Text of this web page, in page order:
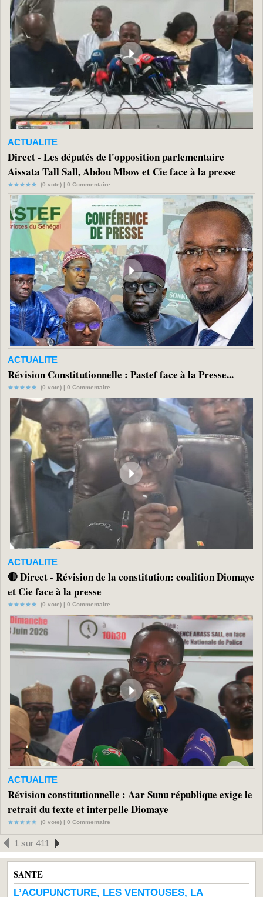
ACTUALITE
Direct - Les députés de l'opposition parlementaire
Aissata Tall Sall, Abdou Mbow et Cie face à la presse
(0 vote) | 0 Commentaire
ACTUALITE
Révision Constitutionnelle : Pastef face à la Presse...
(0 vote) | 0 Commentaire
ACTUALITE
🔴 Direct - Révision de la constitution: coalition Diomaye
et Cie face à la presse
(0 vote) | 0 Commentaire
ACTUALITE
Révision constitutionnelle : Aar Sunu république exige le
retrait du texte et interpelle Diomaye
(0 vote) | 0 Commentaire
1 sur 411
SANTE
L’ACUPUNCTURE, LES VENTOUSES, LA